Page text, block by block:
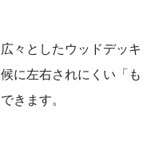
々としたウッドデッキ
に左右されにくい「も
きます。